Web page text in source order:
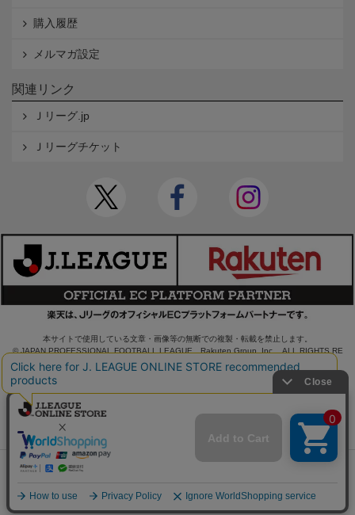
購入履歴
メルマガ設定
関連リンク
Ｊリーグ.jp
Ｊリーグチケット
本サイトで使用している文章・画像等の無断での複製・転載を禁止します。
© JAPAN PROFESSIONAL FOOTBALL LEAGUE Rakuten Group, Inc. ALL RIGHTS RE
SERVED.